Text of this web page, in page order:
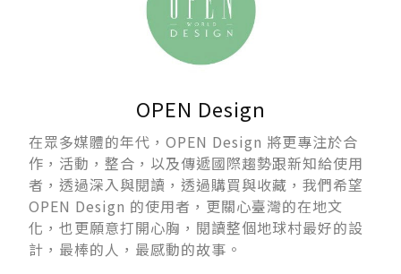
OPEN Design
在眾多媒體的年代，OPEN Design 將更專注於合
作，活動，整合，以及傳遞國際趨勢跟新知給使用
者，透過深入與閱讀，透過購買與收藏，我們希望
OPEN Design 的使用者，更關心臺灣的在地文
化，也更願意打開心胸，閱讀整個地球村最好的設
計，最棒的人，最感動的故事。